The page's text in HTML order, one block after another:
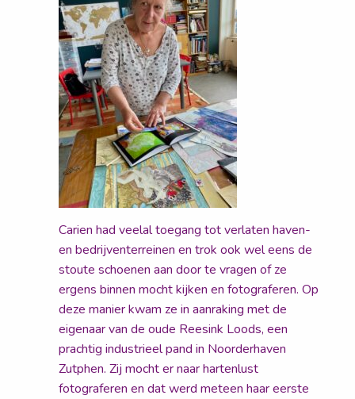
Carien had veelal toegang tot verlaten haven-
en bedrijventerreinen en trok ook wel eens de
stoute schoenen aan door te vragen of ze
ergens binnen mocht kijken en fotograferen. Op
deze manier kwam ze in aanraking met de
eigenaar van de oude Reesink Loods, een
prachtig industrieel pand in Noorderhaven
Zutphen. Zij mocht er naar hartenlust
fotograferen en dat werd meteen haar eerste